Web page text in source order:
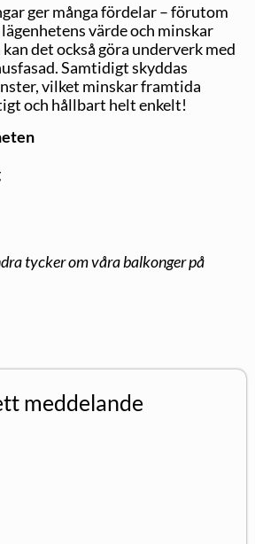
ger många fördelar – förutom
värde och minskar
det också göra underverk med
Samtidigt skyddas
vilket minskar framtida
och hållbart helt enkelt!
tycker om våra balkonger på
meddelande